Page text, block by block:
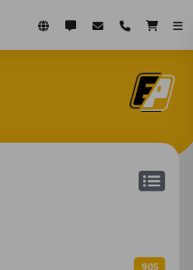
905